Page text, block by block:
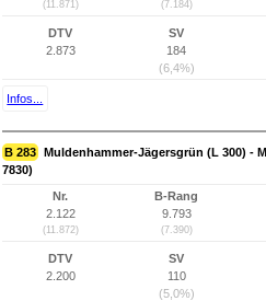
(11.871) (7.184)
DTV
2.873
SV
184
(6,4%)
Infos...
B 283 Muldenhammer-Jägersgrün (L 300) -
7830)
Nr.
2.122
(11.872)
B-Rang
9.793
(7.390)
DTV
2.200
SV
110
(5,0%)